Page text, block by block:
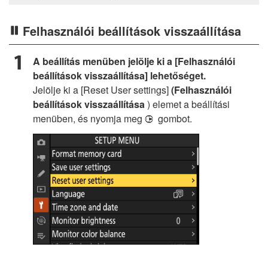
Felhasználói beállítások visszaállítása
A beállítás menüben jelölje ki a [Felhasználói
beállítások visszaállítása] lehetőséget.
Jelölje ki a [Reset User settings](Felhasználói
beállítások visszaállítása) elemet a beállítási
menüben, és nyomja meg 2 gombot.